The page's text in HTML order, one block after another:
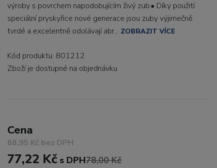
výroby s povrchem napodobujícím živý zub.• Díky použití
speciální pryskyřice nové generace jsou zuby výjimečně
tvrdé a excelentně odolávají abr... ZOBRAZIT VÍCE
Kód produktu: 801212
Zboží je dostupné na objednávku
Cena
68,95 Kč bez DPH
77,22 Kč s DPH78,00 Kč